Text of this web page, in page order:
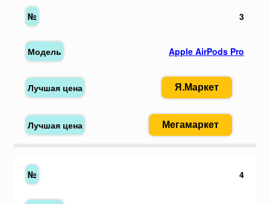
3
Apple AirPods Pro
Я.Маркет
Мегамаркет
4